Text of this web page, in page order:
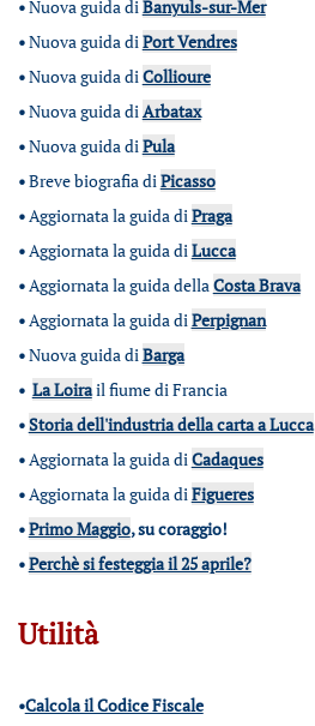
•Nuova guida diBanyuls-sur-Mer
•Nuova guida diPort Vendres
•Nuova guida diCollioure
•Nuova guida diArbatax
•Nuova guida diPula
•Breve biografia diPicasso
•Aggiornata la guida diPraga
•Aggiornata la guida diLucca
•Aggiornata la guida dellaCosta Brava
•Aggiornata la guida diPerpignan
•Nuova guida diBarga
• La Loirail fiume di Francia
•Storia dell'industria della carta a Lucca
•Aggiornata la guida diCadaques
•Aggiornata la guida diFigueres
•Primo Maggio, su coraggio!
•Perchè si festeggia il 25 aprile?
Utilità
•Calcola il Codice Fiscale